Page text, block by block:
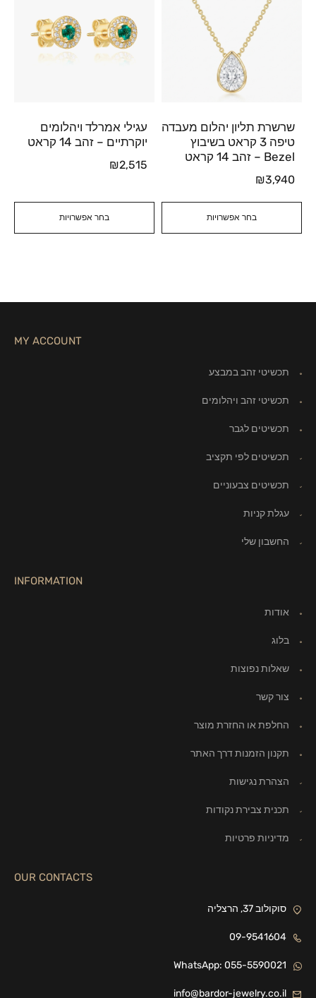
בחר אפשרויות
שרשרת תליון יהלום מעבדה
טיפה 3 קראט בשיבוץ
Bezel – זהב 14 קראט
₪3,940
בחר אפשרויות
עגילי אמרלד ויהלומים
יוקרתיים – זהב 14 קראט
₪2,515
MY ACCOUNT
תכשיטי זהב במבצע
תכשיטי זהב ויהלומים
תכשיטים לגבר
תכשיטים לפי תקציב
תכשיטים צבעוניים
עגלת קניות
החשבון שלי
INFORMATION
אודות
בלוג
שאלות נפוצות
צור קשר
החלפת או החזרת מוצר
תקנון הזמנות דרך האתר
הצהרת נגישות
תכנית צבירת נקודות
מדיניות פרטיות
OUR CONTACTS
סוקולוב 37, הרצליה
09-9541604
WhatsApp: 055-5590021
info@bardor-jewelry.co.il